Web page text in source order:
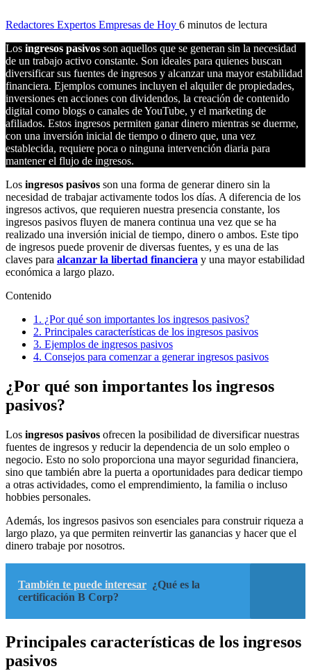
Redactores Expertos Empresas de Hoy 6 minutos de lectura
Los ingresos pasivos son aquellos que se generan sin la necesidad
de un trabajo activo constante. Son ideales para quienes buscan
diversificar sus fuentes de ingresos y alcanzar una mayor estabilidad
financiera. Ejemplos comunes incluyen el alquiler de propiedades,
inversiones en acciones con dividendos, la creación de contenido
digital como blogs o canales de YouTube, y el marketing de
afiliados. Estos ingresos permiten ganar dinero mientras se duerme,
con una inversión inicial de tiempo o dinero que, una vez
establecida, requiere poca o ninguna intervención diaria para
mantener el flujo de ingresos.
Los ingresos pasivos son una forma de generar dinero sin la
necesidad de trabajar activamente todos los días. A diferencia de los
ingresos activos, que requieren nuestra presencia constante, los
ingresos pasivos fluyen de manera continua una vez que se ha
realizado una inversión inicial de tiempo, dinero o ambos. Este tipo
de ingresos puede provenir de diversas fuentes, y es una de las
claves para alcanzar la libertad financiera y una mayor estabilidad
económica a largo plazo.
Contenido
1. ¿Por qué son importantes los ingresos pasivos?
2. Principales características de los ingresos pasivos
3. Ejemplos de ingresos pasivos
4. Consejos para comenzar a generar ingresos pasivos
¿Por qué son importantes los ingresos
pasivos?
Los ingresos pasivos ofrecen la posibilidad de diversificar nuestras
fuentes de ingresos y reducir la dependencia de un solo empleo o
negocio. Esto no solo proporciona una mayor seguridad financiera,
sino que también abre la puerta a oportunidades para dedicar tiempo
a otras actividades, como el emprendimiento, la familia o incluso
hobbies personales.
Además, los ingresos pasivos son esenciales para construir riqueza a
largo plazo, ya que permiten reinvertir las ganancias y hacer que el
dinero trabaje por nosotros.
También te puede interesar ¿Qué es la
certificación B Corp?
Principales características de los ingresos
pasivos